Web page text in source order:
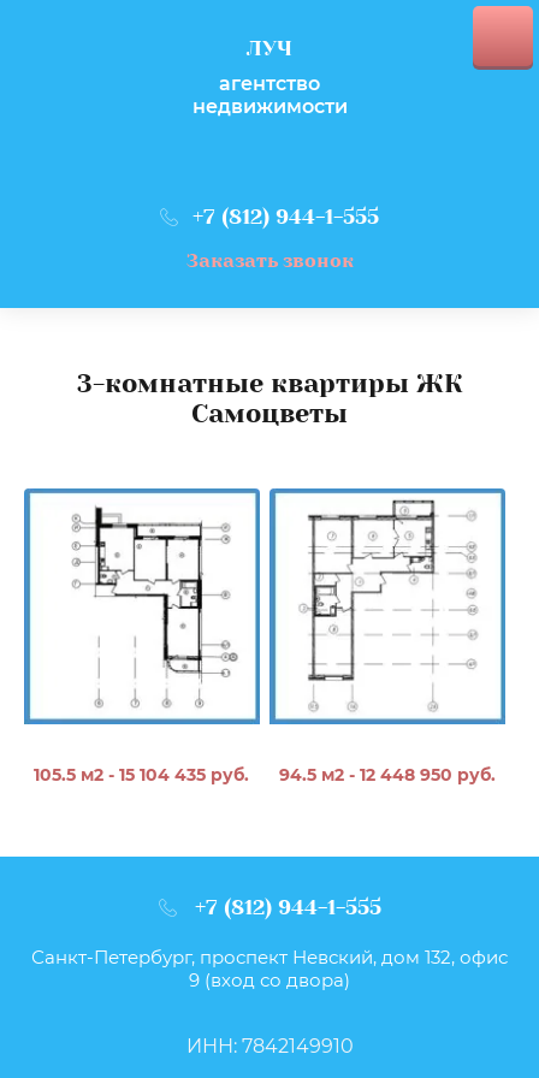
ЛУЧ
агентство
недвижимости
+7 (812) 944-1-555
Заказать звонок
3-комнатные квартиры ЖК
Самоцветы
105.5 м2 - 15 104 435 руб. 94.5 м2 - 12 448 950 руб.
+7 (812) 944-1-555
Санкт-Петербург, проспект Невский, дом 132, офис
9 (вход со двора)
ИНН: 7842149910